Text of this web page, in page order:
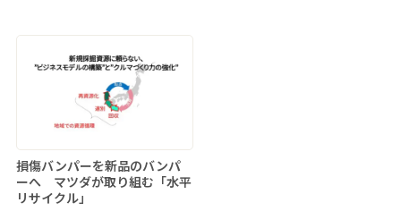
損傷バンパーを新品のバンパ
ーへ マツダが取り組む「水平
リサイクル」